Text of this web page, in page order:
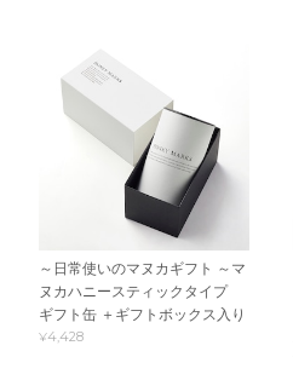
～日常使いのマヌカギフト ～マ
ヌカハニースティックタイプ
ギフト缶 ＋ギフトボックス入り
¥4,428